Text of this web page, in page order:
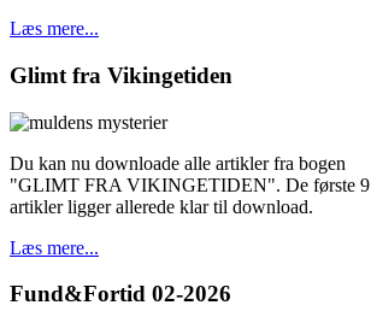
Læs mere...
Glimt fra Vikingetiden
Du kan nu downloade alle artikler fra bogen
"GLIMT FRA VIKINGETIDEN". De første 9
artikler ligger allerede klar til download.
Læs mere...
Fund&Fortid 02-2026